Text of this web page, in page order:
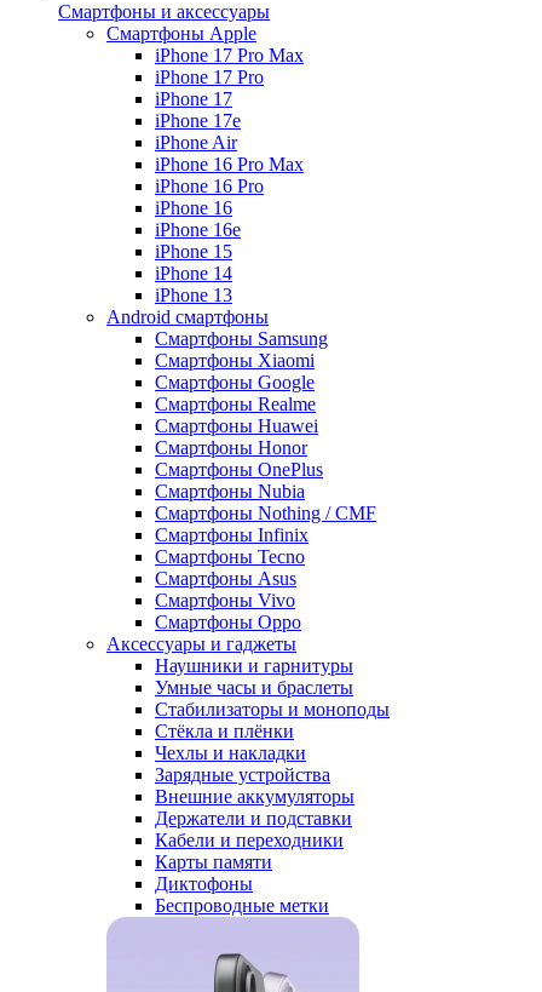
Смартфоны и аксессуары
Смартфоны Apple
iPhone 17 Pro Max
iPhone 17 Pro
iPhone 17
iPhone 17e
iPhone Air
iPhone 16 Pro Max
iPhone 16 Pro
iPhone 16
iPhone 16e
iPhone 15
iPhone 14
iPhone 13
Android cмартфоны
Смартфоны Samsung
Смартфоны Xiaomi
Смартфоны Google
Смартфоны Realme
Смартфоны Huawei
Смартфоны Honor
Смартфоны OnePlus
Смартфоны Nubia
Смартфоны Nothing / CMF
Смартфоны Infinix
Смартфоны Tecno
Смартфоны Asus
Смартфоны Vivo
Смартфоны Oppo
Аксессуары и гаджеты
Наушники и гарнитуры
Умные часы и браслеты
Стабилизаторы и моноподы
Стёкла и плёнки
Чехлы и накладки
Зарядные устройства
Внешние аккумуляторы
Держатели и подставки
Кабели и переходники
Карты памяти
Диктофоны
Беспроводные метки